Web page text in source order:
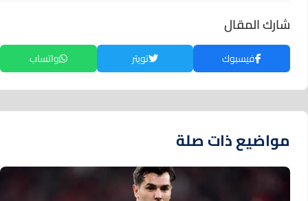
شارك المقال
فيسبوك تويتر واتساب
مواضيع ذات صلة